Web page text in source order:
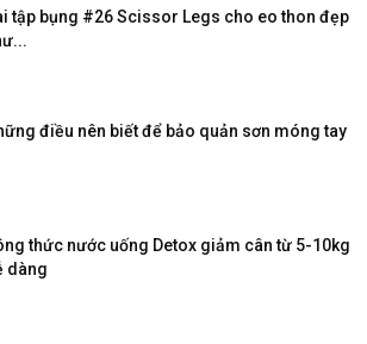
tập bụng #26 Scissor Legs cho eo thon đẹp
điều nên biết để bảo quản sơn móng tay
thức nước uống Detox giảm cân từ 5-10kg
dàng